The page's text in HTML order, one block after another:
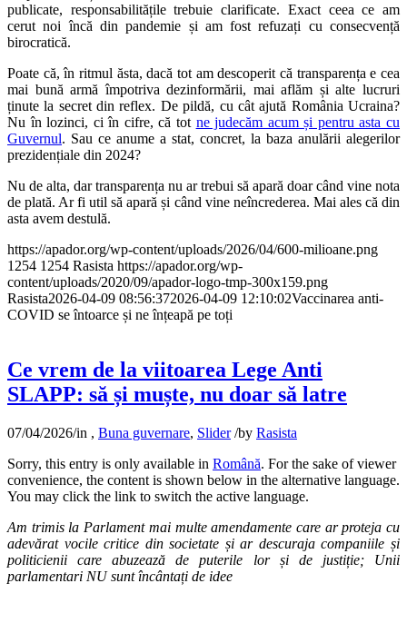
publicate, responsabilitățile trebuie clarificate. Exact ceea ce am
cerut noi încă din pandemie și am fost refuzați cu consecvență
birocratică.
Poate că, în ritmul ăsta, dacă tot am descoperit că transparența e cea
mai bună armă împotriva dezinformării, mai aflăm și alte lucruri
ținute la secret din reflex. De pildă, cu cât ajută România Ucraina?
Nu în lozinci, ci în cifre, că tot ne judecăm acum și pentru asta cu
Guvernul. Sau ce anume a stat, concret, la baza anulării alegerilor
prezidențiale din 2024?
Nu de alta, dar transparența nu ar trebui să apară doar când vine nota
de plată. Ar fi util să apară și când vine neîncrederea. Mai ales că din
asta avem destulă.
https://apador.org/wp-content/uploads/2026/04/600-milioane.png
1254 1254 Rasista https://apador.org/wp-
content/uploads/2020/09/apador-logo-tmp-300x159.png
Rasista2026-04-09 08:56:372026-04-09 12:10:02Vaccinarea anti-
COVID se întoarce și ne înțeapă pe toți
Ce vrem de la viitoarea Lege Anti
SLAPP: să și muște, nu doar să latre
07/04/2026/in , Buna guvernare, Slider /by Rasista
Sorry, this entry is only available in Română. For the sake of viewer
convenience, the content is shown below in the alternative language.
You may click the link to switch the active language.
Am trimis la Parlament mai multe amendamente care ar proteja cu
adevărat vocile critice din societate și ar descuraja companiile și
politicienii care abuzează de puterile lor și de justiție; Unii
parlamentari NU sunt încântați de idee